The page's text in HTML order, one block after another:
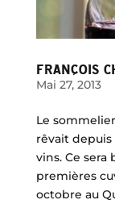
FRANÇOIS
Mai 27, 2013
Le
rêvait
vins. Ce
premières
octobre au